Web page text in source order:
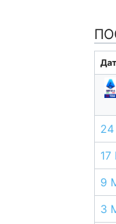
9
3